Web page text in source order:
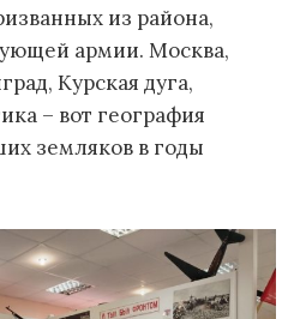
из района,
армии. Москва,
Курская дуга,
– вот география
земляков в годы